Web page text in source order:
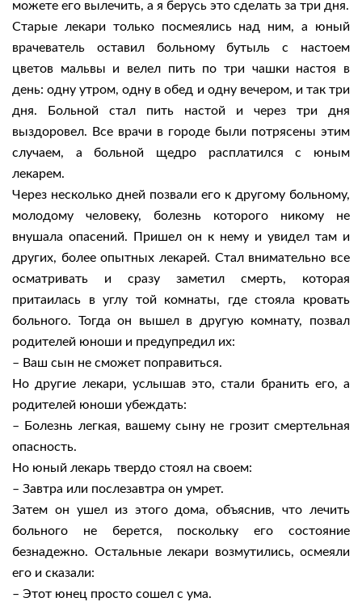
можете его вылечить, а я берусь это сделать за три дня.
Старые лекари только посмеялись над ним, а юный
врачеватель оставил больному бутыль с настоем
цветов мальвы и велел пить по три чашки настоя в
день: одну утром, одну в обед и одну вечером, и так три
дня. Больной стал пить настой и через три дня
выздоровел. Все врачи в городе были потрясены этим
случаем, а больной щедро расплатился с юным
лекарем.
Через несколько дней позвали его к другому больному,
молодому человеку, болезнь которого никому не
внушала опасений. Пришел он к нему и увидел там и
других, более опытных лекарей. Стал внимательно все
осматривать и сразу заметил смерть, которая
притаилась в углу той комнаты, где стояла кровать
больного. Тогда он вышел в другую комнату, позвал
родителей юноши и предупредил их:
– Ваш сын не сможет поправиться.
Но другие лекари, услышав это, стали бранить его, а
родителей юноши убеждать:
– Болезнь легкая, вашему сыну не грозит смертельная
опасность.
Но юный лекарь твердо стоял на своем:
– Завтра или послезавтра он умрет.
Затем он ушел из этого дома, объяснив, что лечить
больного не берется, поскольку его состояние
безнадежно. Остальные лекари возмутились, осмеяли
его и сказали:
– Этот юнец просто сошел с ума.